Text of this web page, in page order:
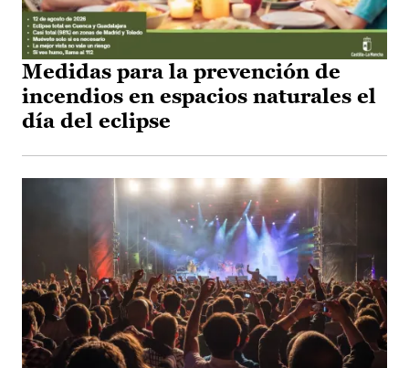
Medidas para la prevención de
incendios en espacios naturales el
día del eclipse